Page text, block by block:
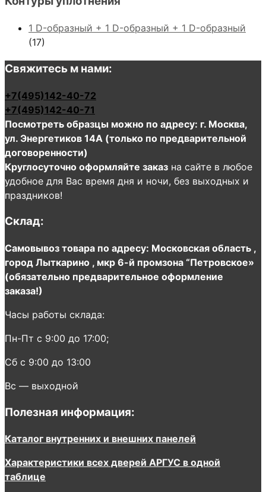
1 D-образный + 1 D-образный + 1 D-образный
(17)
Свяжитесь м нами:
+7(495)142-40-72
+7(495)142-40-71
Посмотреть образцы можно по адресу: г. Москва,
ул. Энергетиков 14А (только по предварительной
договоренности)
Круглосуточно оформляйте заказ на сайте в любое
удобное для Вас время дня и ночи, без выходных и
праздников!
Склад:
Самовывоз товара по адресу: Московская область ,
город Лыткарино , мкр 6-й промзона “Петровское»
(обязательно предварительное оформление
заказа!)
Часы работы склада:
Пн-Пт с 9:00 до 17:00;
Сб с 9:00 до 13:00
Вс — выходной
Полезная информация:
Каталог внутренних и внешних панелей
Характеристики всех дверей АРГУС в одной
таблице